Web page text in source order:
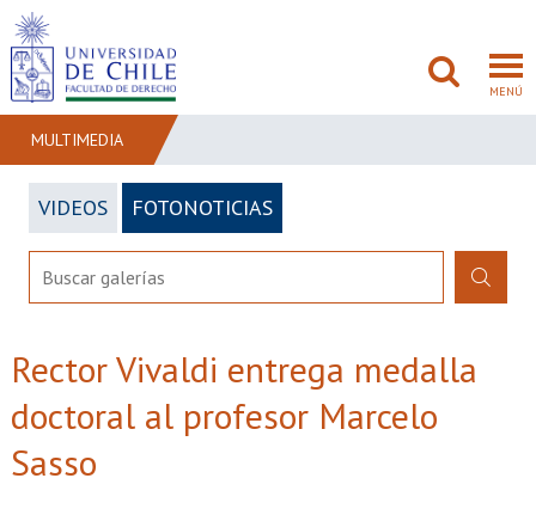
MENÚ
FACULTAD
ADMISIÓN
INVESTIGACIÓN
MULTIMEDIA
VIDEOS FOTONOTICIAS
Rector Vivaldi entrega medalla
doctoral al profesor Marcelo
Sasso